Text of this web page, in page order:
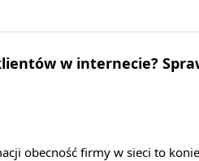
w internecie?
obecność firmy w sieci to